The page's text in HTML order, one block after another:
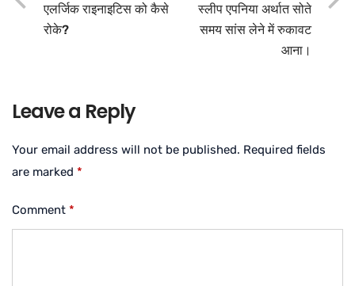
एलर्जिक राइनाइटिस को कैसे
रोके?
स्लीप एपनिया अर्थात सोते
समय सांस लेने में रुकावट
आना।
Leave a Reply
Your email address will not be published. Required fields
are marked *
Comment *